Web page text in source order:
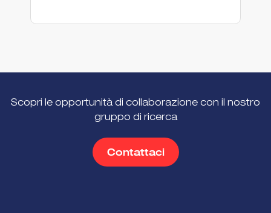
Scopri le opportunità di collaborazione con il nostro
gruppo di ricerca
Contattaci